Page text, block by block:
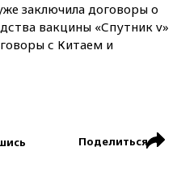
заключила договоры о
вакцины «Спутник v»
с Китаем и
Поделиться